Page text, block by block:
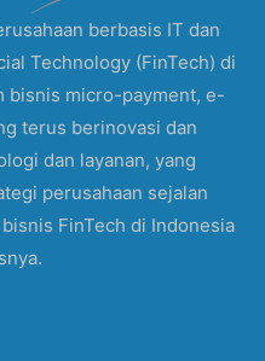
berbasis IT dan
Technology (FinTech) di
bisnis micro-payment, e-
terus berinovasi dan
dan layanan, yang
perusahaan sejalan
FinTech di Indonesia